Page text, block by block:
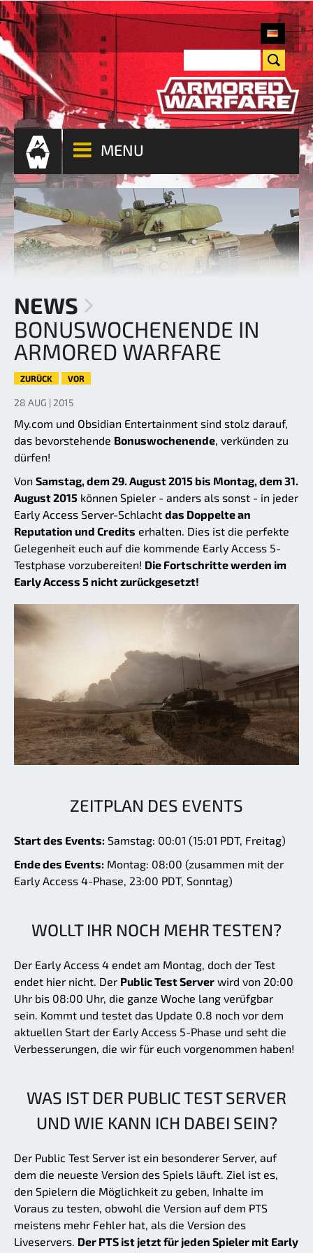
MENU
NEWS
BONUSWOCHENENDE IN
ARMORED WARFARE
ZURÜCK VOR
28 AUG | 2015
My.com und Obsidian Entertainment sind stolz darauf,
das bevorstehende Bonuswochenende, verkünden zu
dürfen!
Von Samstag, dem 29. August 2015 bis Montag, dem 31.
August 2015 können Spieler - anders als sonst - in jeder
Early Access Server-Schlacht das Doppelte an
Reputation und Credits erhalten. Dies ist die perfekte
Gelegenheit euch auf die kommende Early Access 5-
Testphase vorzubereiten! Die Fortschritte werden im
Early Access 5 nicht zurückgesetzt!
ZEITPLAN DES EVENTS
Start des Events: Samstag: 00:01 (15:01 PDT, Freitag)
Ende des Events: Montag: 08:00 (zusammen mit der
Early Access 4-Phase, 23:00 PDT, Sonntag)
WOLLT IHR NOCH MEHR TESTEN?
Der Early Access 4 endet am Montag, doch der Test
endet hier nicht. Der Public Test Server wird von 20:00
Uhr bis 08:00 Uhr, die ganze Woche lang verüfgbar
sein. Kommt und testet das Update 0.8 noch vor dem
aktuellen Start der Early Access 5-Phase und seht die
Verbesserungen, die wir für euch vorgenommen haben!
WAS IST DER PUBLIC TEST SERVER
UND WIE KANN ICH DABEI SEIN?
Der Public Test Server ist ein besonderer Server, auf
dem die neueste Version des Spiels läuft. Ziel ist es,
den Spielern die Möglichkeit zu geben, Inhalte im
Voraus zu testen, obwohl die Version auf dem PTS
meistens mehr Fehler hat, als die Version des
Liveservers. Der PTS ist jetzt für jeden Spieler mit Early